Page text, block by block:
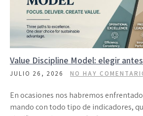
Value Discipline Model: elegir
JULIO 26, 2026 NO HAY
En ocasiones nos habremos
mando con todo tipo de indicadores,